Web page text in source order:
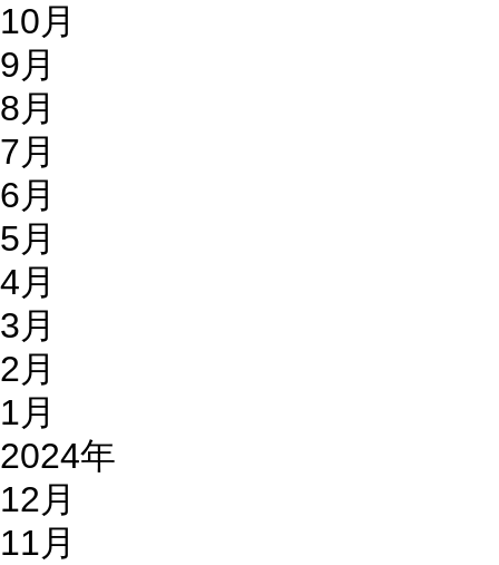
10月
9月
8月
7月
6月
5月
4月
3月
2月
1月
2024年
12月
11月